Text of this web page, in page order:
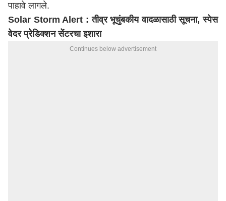
पाहावे लागले.
Solar Storm Alert : तीव्र भूचुंबकीय वादळासाठी सूचना, स्पेस
वेदर प्रेडिक्शन सेंटरचा इशारा
Continues below advertisement